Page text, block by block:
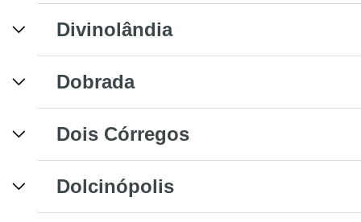
Divinolândia
Dobrada
Dois Córregos
Dolcinópolis